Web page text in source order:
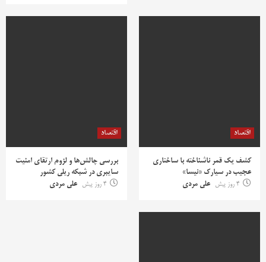
اقتصاد
کشف یک قمر ناشناخته با ساختاری
عجیب در سیارک «نیسا»
4 روز پیش
علی مردی
اقتصاد
بررسی چالش‌ها و لزوم ارتقای امنیت
سایبری در شبکه ریلی کشور
4 روز پیش
علی مردی